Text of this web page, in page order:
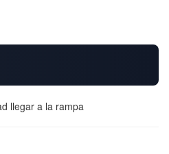
llegar a la rampa